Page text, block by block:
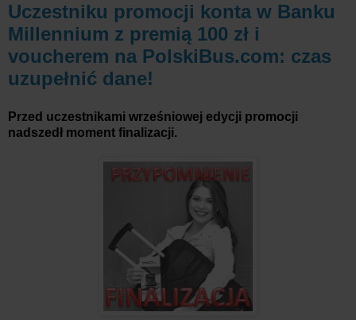
Uczestniku promocji konta w Banku
Millennium z premią 100 zł i
voucherem na PolskiBus.com: czas
uzupełnić dane!
Przed uczestnikami wrześniowej edycji promocji
nadszedł moment finalizacji.